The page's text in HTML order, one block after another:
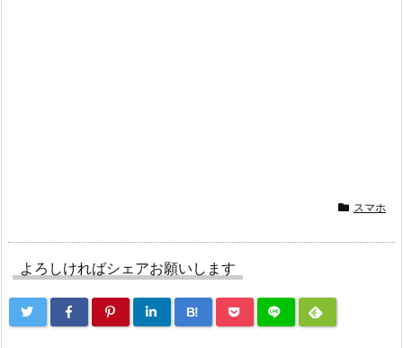
スマホ
よろしければシェアお願いします
B!